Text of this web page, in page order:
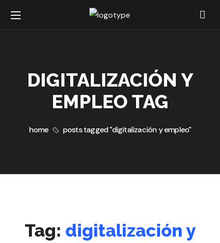
DIGITALIZACIÓN Y
EMPLEO TAG
home posts tagged "digitalización y empleo"
Tag: digitalización y